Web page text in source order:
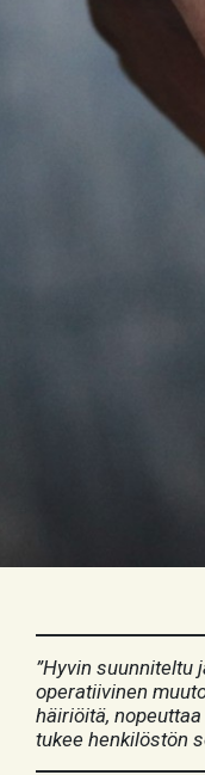
”Hyvin suunniteltu
operatiivinen
häiriöitä,
tukee henkilöstön